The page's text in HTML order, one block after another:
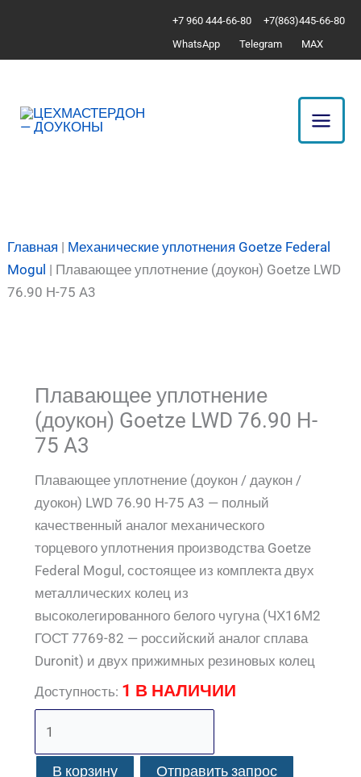
содержимому
+7 960 444-66-80
+7(863)445-66-80
WhatsApp
Telegram MAX
Главная | Механические уплотнения Goetze Federal
Mogul | Плавающее уплотнение (доукон) Goetze LWD
76.90 H-75 A3
Плавающее уплотнение
(доукон) Goetze LWD 76.90 H-
75 A3
Плавающее уплотнение (доукон / даукон /
дуокон) LWD 76.90 H-75 A3 — полный
качественный аналог механического
торцевого уплотнения производства Goetze
Federal Mogul, состоящее из комплекта двух
металлических колец из
высоколегированного белого чугуна (ЧХ16М2
ГОСТ 7769-82 — российский аналог сплава
Duronit) и двух прижимных резиновых колец
Доступность: 1 В НАЛИЧИИ
Плавающее
Goetze
В корзину Отправить запрос